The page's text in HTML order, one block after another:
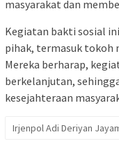
masyarakat dan
Kegiatan bakti sosial
pihak, termasuk tokoh
Mereka berharap,
berkelanjutan,
kesejahteraan
Irjenpol Adi Deriyan